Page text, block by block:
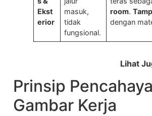
Ekst
erior
masuk,
tidak
fungsional.
room.
dengan
Lihat
Prinsip
Gambar Kerja